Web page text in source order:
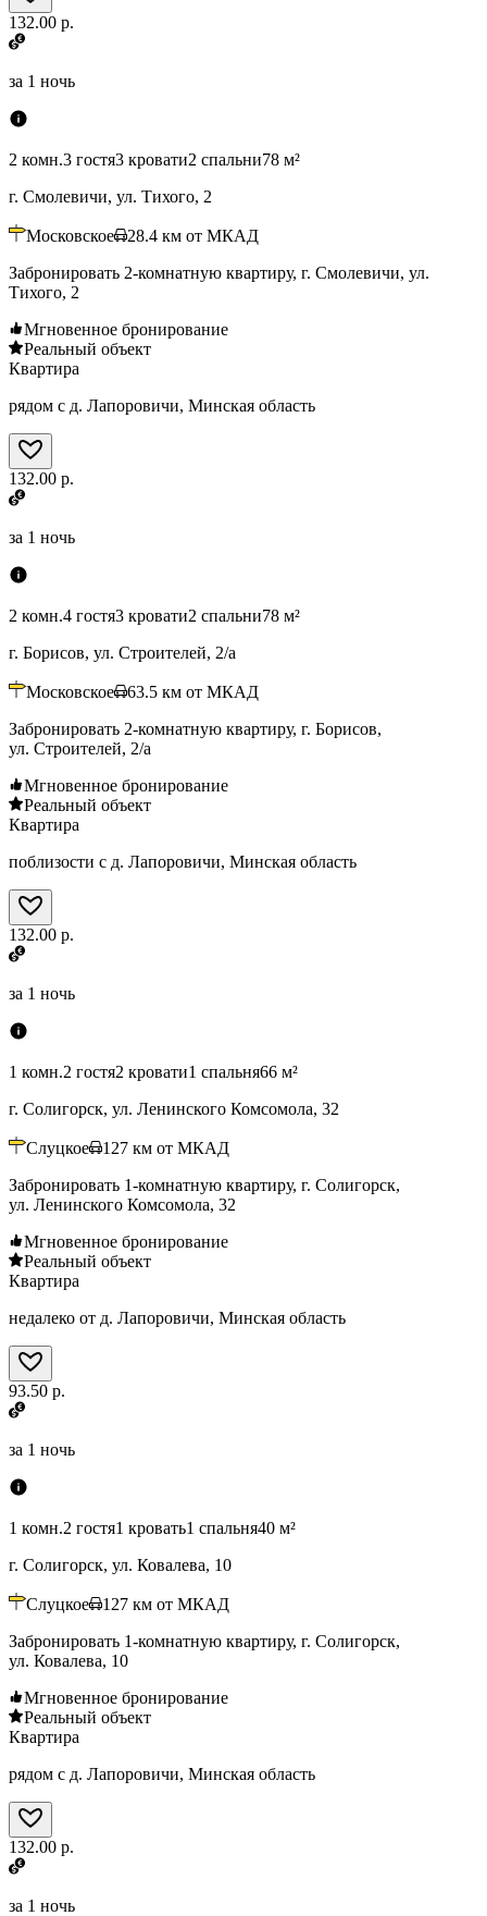
132.00 р.
за 1 ночь
2 комн.3 гостя3 кровати2 спальни78 м²
г. Смолевичи, ул. Тихого, 2
Московское 28.4 км от МКАД
Забронировать 2-комнатную квартиру, г. Смолевичи, ул.
Тихого, 2
Мгновенное бронирование
Реальный объект
Квартира
рядом с д. Лапоровичи, Минская область
132.00 р.
за 1 ночь
2 комн.4 гостя3 кровати2 спальни78 м²
г. Борисов, ул. Строителей, 2/а
Московское 63.5 км от МКАД
Забронировать 2-комнатную квартиру, г. Борисов,
ул. Строителей, 2/а
Мгновенное бронирование
Реальный объект
Квартира
поблизости с д. Лапоровичи, Минская область
132.00 р.
за 1 ночь
1 комн.2 гостя2 кровати1 спальня66 м²
г. Солигорск, ул. Ленинского Комсомола, 32
Слуцкое 127 км от МКАД
Забронировать 1-комнатную квартиру, г. Солигорск,
ул. Ленинского Комсомола, 32
Мгновенное бронирование
Реальный объект
Квартира
недалеко от д. Лапоровичи, Минская область
93.50 р.
за 1 ночь
1 комн.2 гостя1 кровать1 спальня40 м²
г. Солигорск, ул. Ковалева, 10
Слуцкое 127 км от МКАД
Забронировать 1-комнатную квартиру, г. Солигорск,
ул. Ковалева, 10
Мгновенное бронирование
Реальный объект
Квартира
рядом с д. Лапоровичи, Минская область
132.00 р.
за 1 ночь